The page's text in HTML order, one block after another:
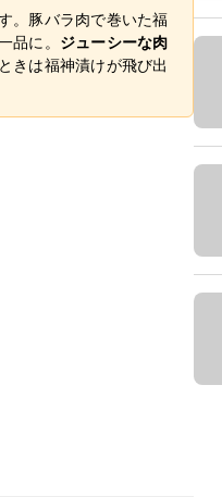
。豚バラ肉で巻いた福
品に。 ジューシーな肉
きは福神漬けが飛び出